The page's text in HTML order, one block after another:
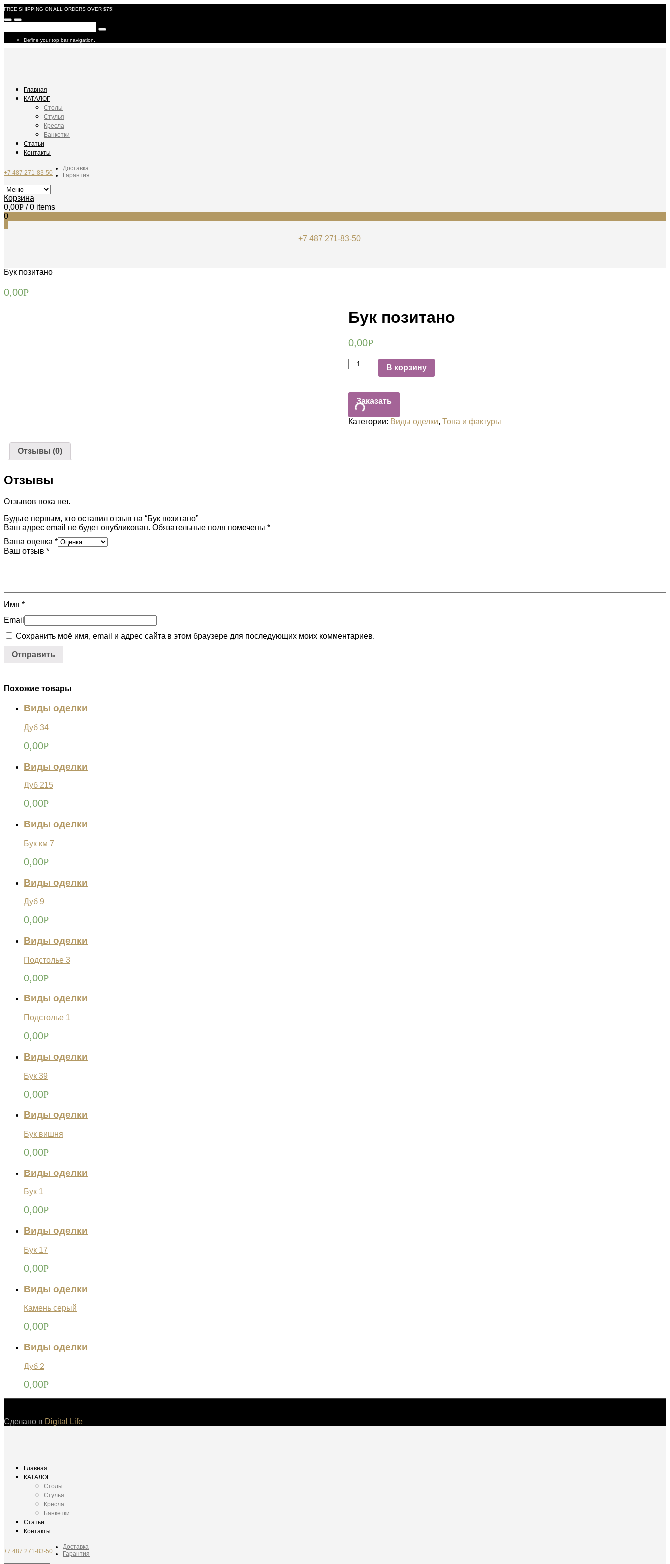
FREE SHIPPING ON ALL ORDERS OVER $75!
Define your top bar navigation.
Главная
КАТАЛОГ
Столы
Стулья
Кресла
Банкетки
Статьи
Контакты
+7 487 271-83-50
Доставка
Гарантия
Корзина
0,00Р / 0 items
0
+7 487 271-83-50
Бук позитано
0,00Р
Бук позитано
0,00Р
Количество
Бук
В корзину
Заказать
Категории: Виды оделки, Тона и фактуры
Отзывы (0)
Отзывы
Отзывов пока нет.
Будьте первым, кто оставил отзыв на “Бук позитано”
Ваш адрес email не будет опубликован. Обязательные поля помечены *
Ваша оценка *
Ваш отзыв *
Имя *
Email
Сохранить моё имя, email и адрес сайта в этом браузере для последующих моих комментариев.
Похожие товары
Виды оделки
Дуб 34
0,00Р
Виды оделки
Дуб 215
0,00Р
Виды оделки
Бук км 7
0,00Р
Виды оделки
Дуб 9
0,00Р
Виды оделки
Подстолье 3
0,00Р
Виды оделки
Подстолье 1
0,00Р
Виды оделки
Бук 39
0,00Р
Виды оделки
Бук вишня
0,00Р
Виды оделки
Бук 1
0,00Р
Виды оделки
Бук 17
0,00Р
Виды оделки
Камень серый
0,00Р
Виды оделки
Дуб 2
0,00Р
Сделано в Digital Life
Главная
КАТАЛОГ
Столы
Стулья
Кресла
Банкетки
Статьи
Контакты
+7 487 271-83-50
Доставка
Гарантия